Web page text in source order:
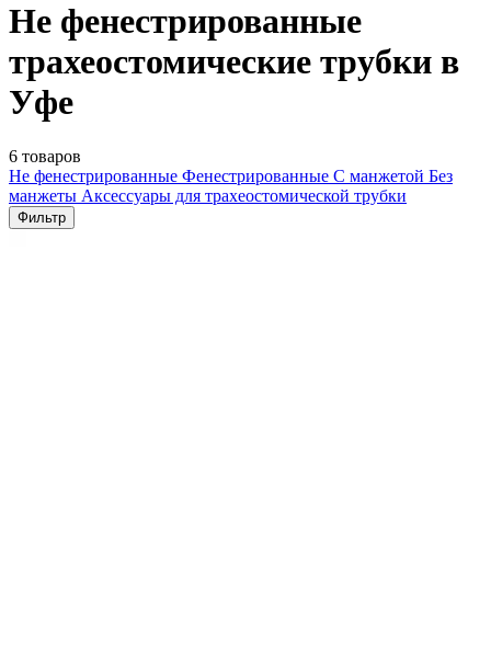
Не фенестрированные
трахеостомические трубки в
Уфе
6 товаров
Не фенестрированные Фенестрированные С манжетой Без
манжеты Аксессуары для трахеостомической трубки
Фильтр